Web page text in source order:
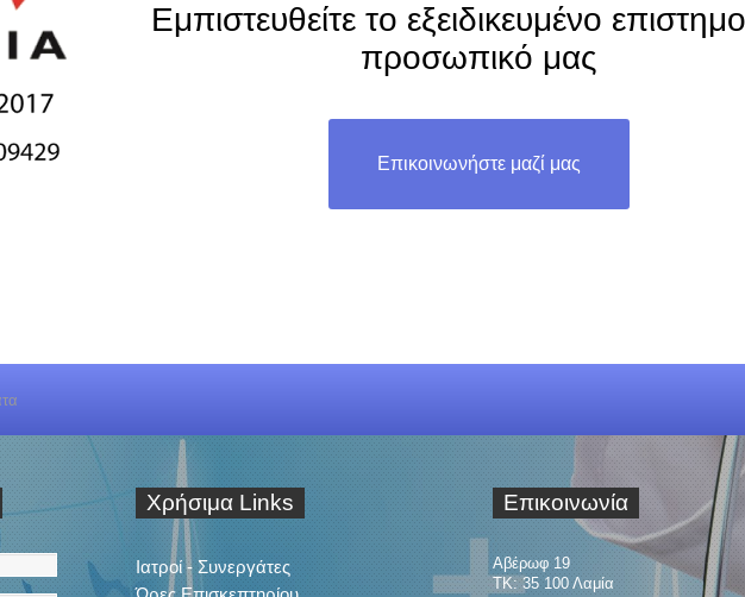
Εμπιστευθείτε το εξειδικευμένο
προσωπικό μας
Επικοινωνήστε μαζί μας
Χρήσιμα Links
Ιατροί - Συνεργάτες
Επικοινωνία
Αβέρωφ 19
ΤΚ: 35 100 Λαμία